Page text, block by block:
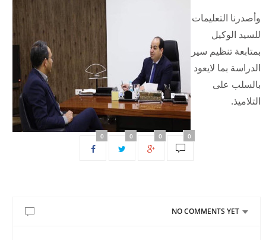
وأصدرنا التعليمات
للسيد الوكيل
بمتابعة تنظيم سير
الدراسة بما لايعود
بالسلب على
التلاميذ.
0 0 0 0
NO COMMENTS YET